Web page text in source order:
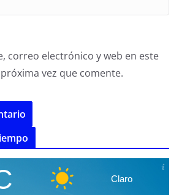
correo electrónico y web en este
vez que comente.
Claro